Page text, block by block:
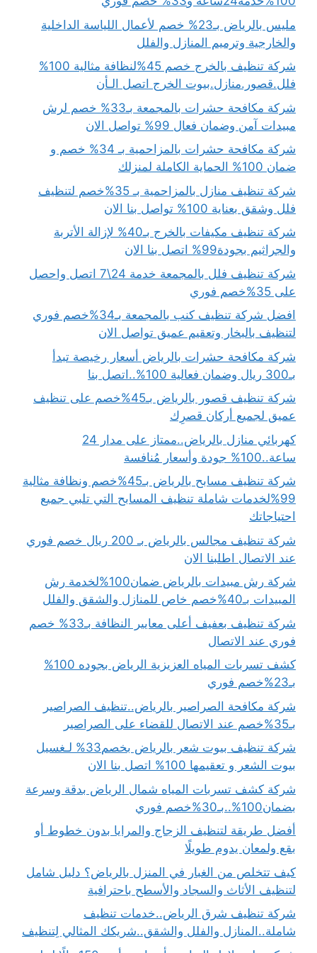
مليس بالرياض بـ23% خصم لأعمال اللياسة الداخلية
والخارجية وترميم المنازل والفلل
شركة تنظيف بالخرج خصم 45%لنظافة مثالية 100%
فلل.قصور.منازل.بيوت الخرج اتصل الـأن
شركة مكافحة حشرات بالمجمعة بـ33% خصم لرش
مبيدات آمن وضمان فعال 99% تواصل الان
شركة مكافحة حشرات بالمزاحمية بـ 34% خصم و
ضمان 100% الحماية الكاملة لمنزلك
شركة تنظيف منازل بالمزاحمية بـ 35%خصم لتنظيف
فلل وشقق بعناية 100% تواصل بنا الان
شركة تنظيف مكيفات بالخرج بـ40% لإزالة الأتربة
والجراثيم بجودة99% اتصل بنا الان
شركة تنظيف فلل بالمجمعة خدمة 24\7 اتصل واحصل
على 35%خصم فوري
افضل شركة تنظيف كنب بالمجمعة بـ34%خصم فوري
لتنظيف بالبخار وتعقيم عميق تواصل الان
شركة مكافحة حشرات بالرياض أسعار رخيصة تبدأ
بـ300 ريال وضمان فعالية 100%..اتصل بنا
شركة تنظيف قصور بالرياض بـ45%خصم على تنظيف
عميق لجميع أركان قصرِك
كهربائي منازل بالرياض..ممتاز على مدار 24
ساعة..100% جودة وأسعار مُنافسة
شركة تنظيف مسابح بالرياض بـ45%خصم ونظافة مثالية
99%لخدمات شاملة تنظيف المسابح التي تلبي جميع
احتياجاتك
شركة تنظيف مجالس بالرياض بـ 200 ريال خصم فوري
عند الاتصال اطلبنا الان
شركة رش مبيدات بالرياض ضمان100%لخدمة رش
المبيدات بـ40%خصم خاص للمنازل والشقق والفلل
شركة تنظيف بعفيف أعلى معايير النظافة بـ33% خصم
فوري عند الاتصال
كشف تسربات المياه العزيزية الرياض بجوده 100%
بـ23%خصم فوري
شركة مكافحة الصراصير بالرياض..تنظيف الصراصير
بـ35%خصم عند الاتصال للقضاء على الصراصير
شركة تنظيف بيوت شعر بالرياض بخصم33% لـغسيل
بيوت الشعر و تعقيمها 100% اتصل بنا الان
شركة كشف تسربات المياه شمال الرياض بدقة وسرعة
بضمان100%..بـ30%خصم فوري
أفضل طريقة لتنظيف الزجاج والمرايا بدون خطوط أو
بقع ولمعان يدوم طويلًا
كيف تتخلص من الغبار في المنزل بالرياض؟ دليل شامل
لتنظيف الأثاث والسجاد والأسطح باحترافية
شركة تنظيف شرق الرياض..خدمات تنظيف
شاملة..المنازل والفلل والشقق..شريكك المثالي لِتنظيف